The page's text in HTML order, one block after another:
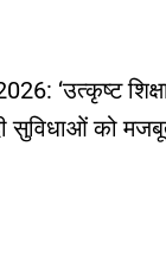
‘उत्कृष्ट
सुविधाओं